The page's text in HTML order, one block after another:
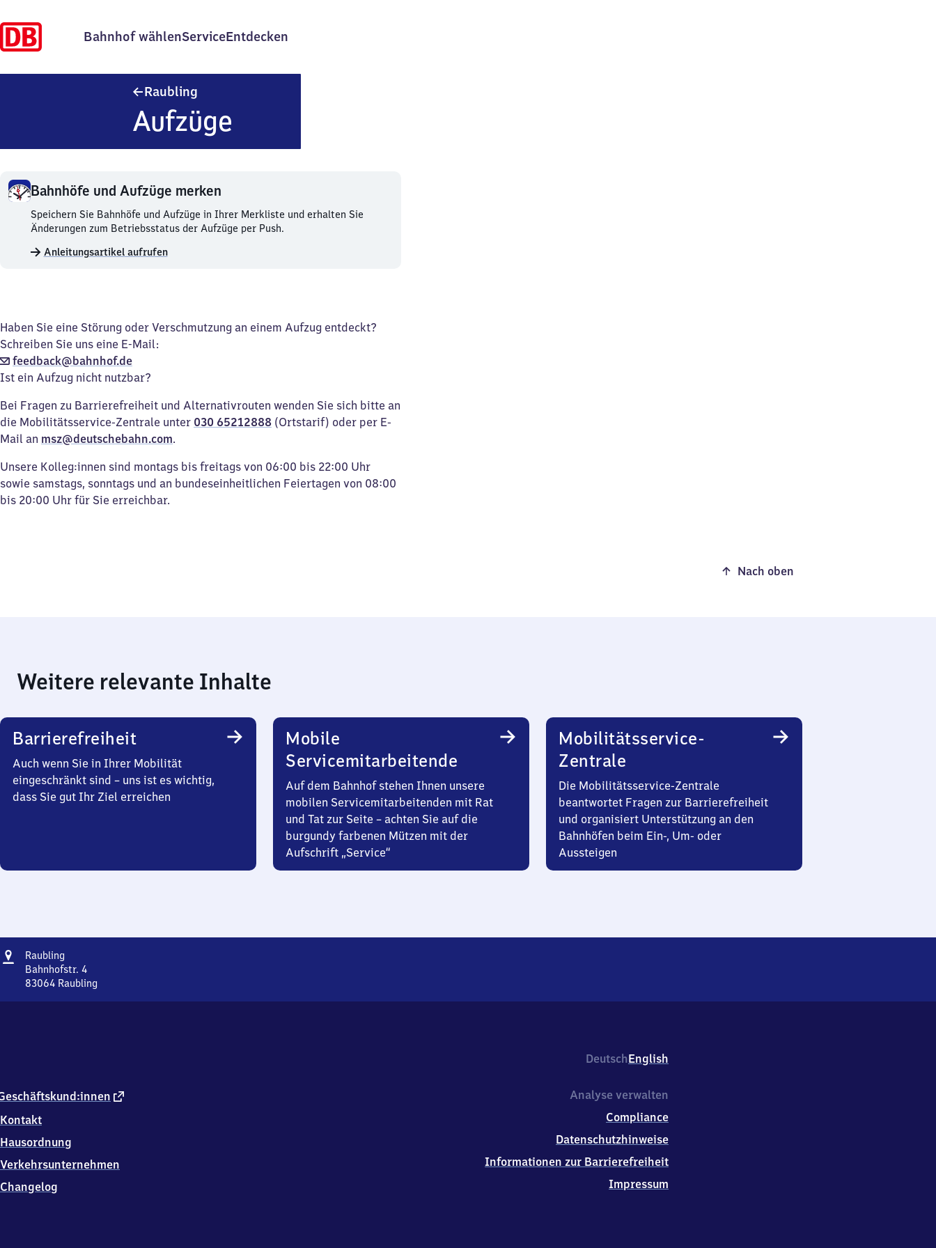
Bahnhof wählenServiceEntdecken
Raubling
Aufzüge
Bahnhöfe und Aufzüge merken
Bahnhöfe
und
merken.
Speichern Sie Bahnhöfe und Aufzüge in Ihrer Merkliste und erhalten Sie
Änderungen zum Betriebsstatus der Aufzüge per Push.
Anleitungsartikel aufrufen
Haben Sie eine Störung oder Verschmutzung an einem Aufzug entdeckt?
Schreiben Sie uns eine E-Mail:
feedback@bahnhof.de
Ist ein Aufzug nicht nutzbar?
Bei Fragen zu Barrierefreiheit und Alternativrouten wenden Sie sich bitte an
die Mobilitätsservice-Zentrale unter 030 65212888 (Ortstarif) oder per E-
Mail an msz@deutschebahn.com.
Unsere Kolleg:innen sind montags bis freitags von 06:00 bis 22:00 Uhr
sowie samstags, sonntags und an bundeseinheitlichen Feiertagen von 08:00
bis 20:00 Uhr für Sie erreichbar.
Nach oben
Weitere relevante Inhalte
Barrierefreiheit
Auch wenn Sie in Ihrer Mobilität
eingeschränkt sind – uns ist es wichtig,
dass Sie gut Ihr Ziel erreichen
Mobile
Servicemitarbeitende
Auf dem Bahnhof stehen Ihnen unsere
mobilen Servicemitarbeitenden mit Rat
und Tat zur Seite – achten Sie auf die
burgundy farbenen Mützen mit der
Aufschrift „Service“
Mobilitätsservice-
Zentrale
Die Mobilitätsservice-Zentrale
beantwortet Fragen zur Barrierefreiheit
und organisiert Unterstützung an den
Bahnhöfen beim Ein-, Um- oder
Aussteigen
Adresse
Raubling
Bahnhofstr. 4
83064 Raubling
4
DeutschEnglish
externer
Kontakt
Hausordnung
Verkehrsunternehmen
Changelog
Analyse verwalten
Compliance
Datenschutzhinweise
Informationen zur Barrierefreiheit
Impressum